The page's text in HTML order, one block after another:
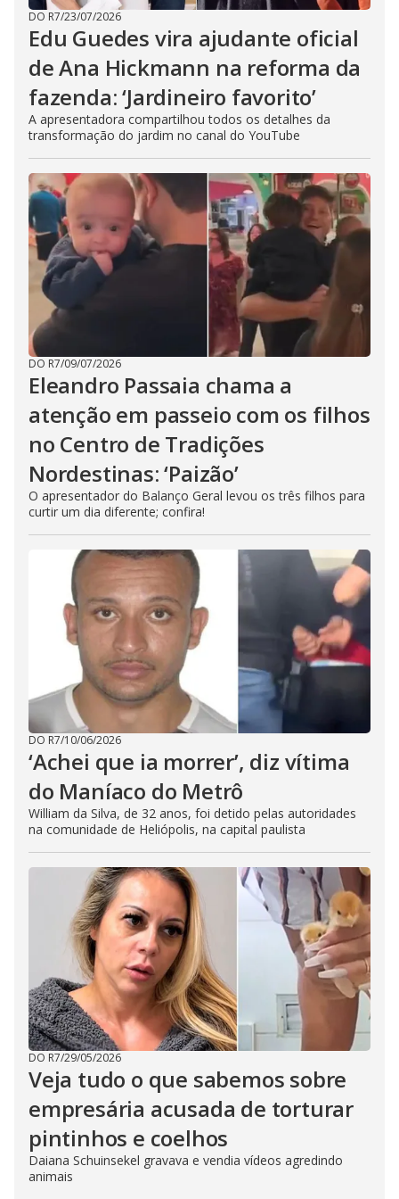
DO R7/23/07/2026
Edu Guedes vira ajudante oficial
de Ana Hickmann na reforma da
fazenda: ‘Jardineiro favorito’
A apresentadora compartilhou todos os detalhes da
transformação do jardim no canal do YouTube
DO R7/09/07/2026
Eleandro Passaia chama a
atenção em passeio com os filhos
no Centro de Tradições
Nordestinas: ‘Paizão’
O apresentador do Balanço Geral levou os três filhos para
curtir um dia diferente; confira!
DO R7/10/06/2026
‘Achei que ia morrer’, diz vítima
do Maníaco do Metrô
William da Silva, de 32 anos, foi detido pelas autoridades
na comunidade de Heliópolis, na capital paulista
DO R7/29/05/2026
Veja tudo o que sabemos sobre
empresária acusada de torturar
pintinhos e coelhos
Daiana Schuinsekel gravava e vendia vídeos agredindo
animais